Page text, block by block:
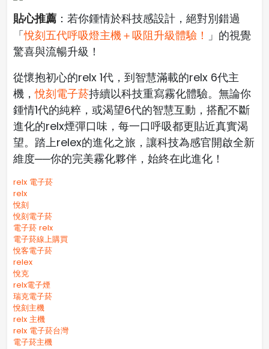
貼心推薦 ：若你鍾情於科技感設計，絕對別錯過
「悅刻五代呼吸燈主機＋吸阻升級體驗！ 」的視覺
驚喜與流暢升級！
從懷抱初心的relx 1代，到智慧滿載的relx 6代主
機，悅刻電子菸持續以科技重寫霧化體驗。無論你
鍾情1代的純粹，或渴望6代的智慧互動，搭配不斷
進化的relx煙彈口味，每一口呼吸都更貼近真實渴
望。踏上relex的進化之旅，讓科技為感官開啟全新
維度──你的完美霧化夥伴，始終在此進化！
relx 電子菸
relx
悅刻
悅刻電子菸
電子菸 relx
電子菸線上購買
悅客電子菸
relex
悅克
relx電子煙
瑞克電子菸
悅刻主機
relx 主機
relx 電子菸台灣
電子菸主機